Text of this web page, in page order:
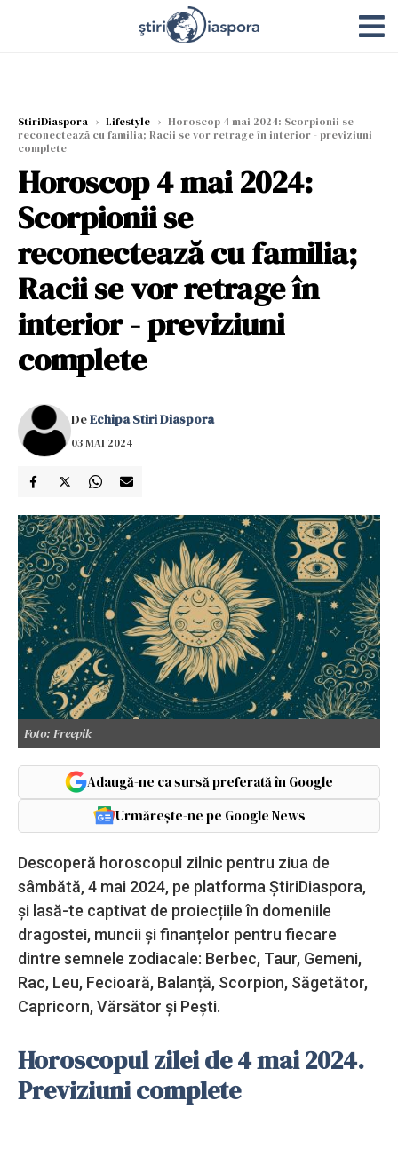
StiriDiaspora › Lifestyle › Horoscop 4 mai 2024: Scorpionii se
reconectează cu familia; Racii se vor retrage în interior - previziuni
complete
Horoscop 4 mai 2024:
Scorpionii se
reconectează cu familia;
Racii se vor retrage în
interior - previziuni
complete
DeEchipa Stiri Diaspora
03 MAI 2024
Foto: Freepik
Adaugă-ne ca sursă preferată în Google
Urmărește-ne pe Google News
Descoperă horoscopul zilnic pentru ziua de
sâmbătă, 4 mai 2024, pe platforma ȘtiriDiaspora,
și lasă-te captivat de proiecțiile în domeniile
dragostei, muncii și finanțelor pentru fiecare
dintre semnele zodiacale: Berbec, Taur, Gemeni,
Rac, Leu, Fecioară, Balanță, Scorpion, Săgetător,
Capricorn, Vărsător și Pești.
Horoscopul zilei de 4 mai 2024.
Previziuni complete